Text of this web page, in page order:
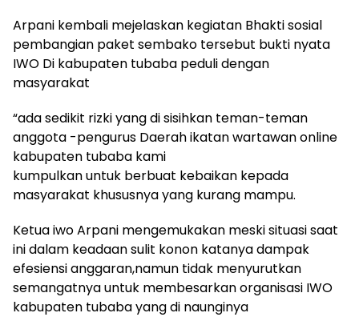
Arpani kembali mejelaskan kegiatan Bhakti sosial
pembangian paket sembako tersebut bukti nyata
IWO Di kabupaten tubaba peduli dengan
masyarakat
“ada sedikit rizki yang di sisihkan teman-teman
anggota -pengurus Daerah ikatan wartawan online
kabupaten tubaba kami
kumpulkan untuk berbuat kebaikan kepada
masyarakat khususnya yang kurang mampu.
Ketua iwo Arpani mengemukakan meski situasi saat
ini dalam keadaan sulit konon katanya dampak
efesiensi anggaran,namun tidak menyurutkan
semangatnya untuk membesarkan organisasi IWO
kabupaten tubaba yang di naunginya